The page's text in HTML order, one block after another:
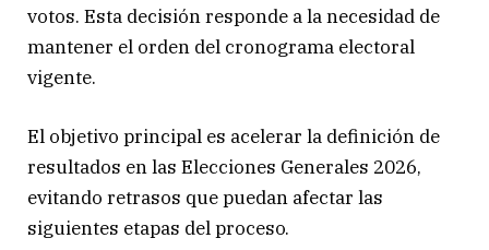
votos. Esta decisión responde a la necesidad de
mantener el orden del cronograma electoral
vigente.
El objetivo principal es acelerar la definición de
resultados en las Elecciones Generales 2026,
evitando retrasos que puedan afectar las
siguientes etapas del proceso.